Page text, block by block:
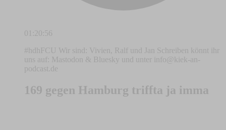
01:20:56
#hdhFCU Wir sind: Vivien, Ralf und Jan Schreiben könnt ihr
uns auf: Mastodon & Bluesky und unter
info@kiek-an-
podcast.de
169 gegen Hamburg triffta ja imma